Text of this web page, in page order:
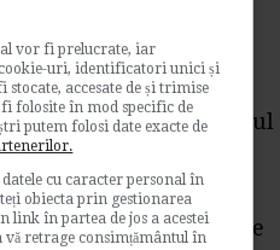
de bunuri sau
de bunuri si care co
. Printre acestea nu se
unor marfuri sub pretul
problema efectuarii
148 sau 149, deoarece
vor fi prelucrate, iar
uri, identificatori unici și
stocate, accesate de și trimise
folosite în mod specific de
putem folosi date exacte de
cu caracter personal în
obiecta prin gestionarea
link în partea de jos a acestei
vă retrage consimțământul în